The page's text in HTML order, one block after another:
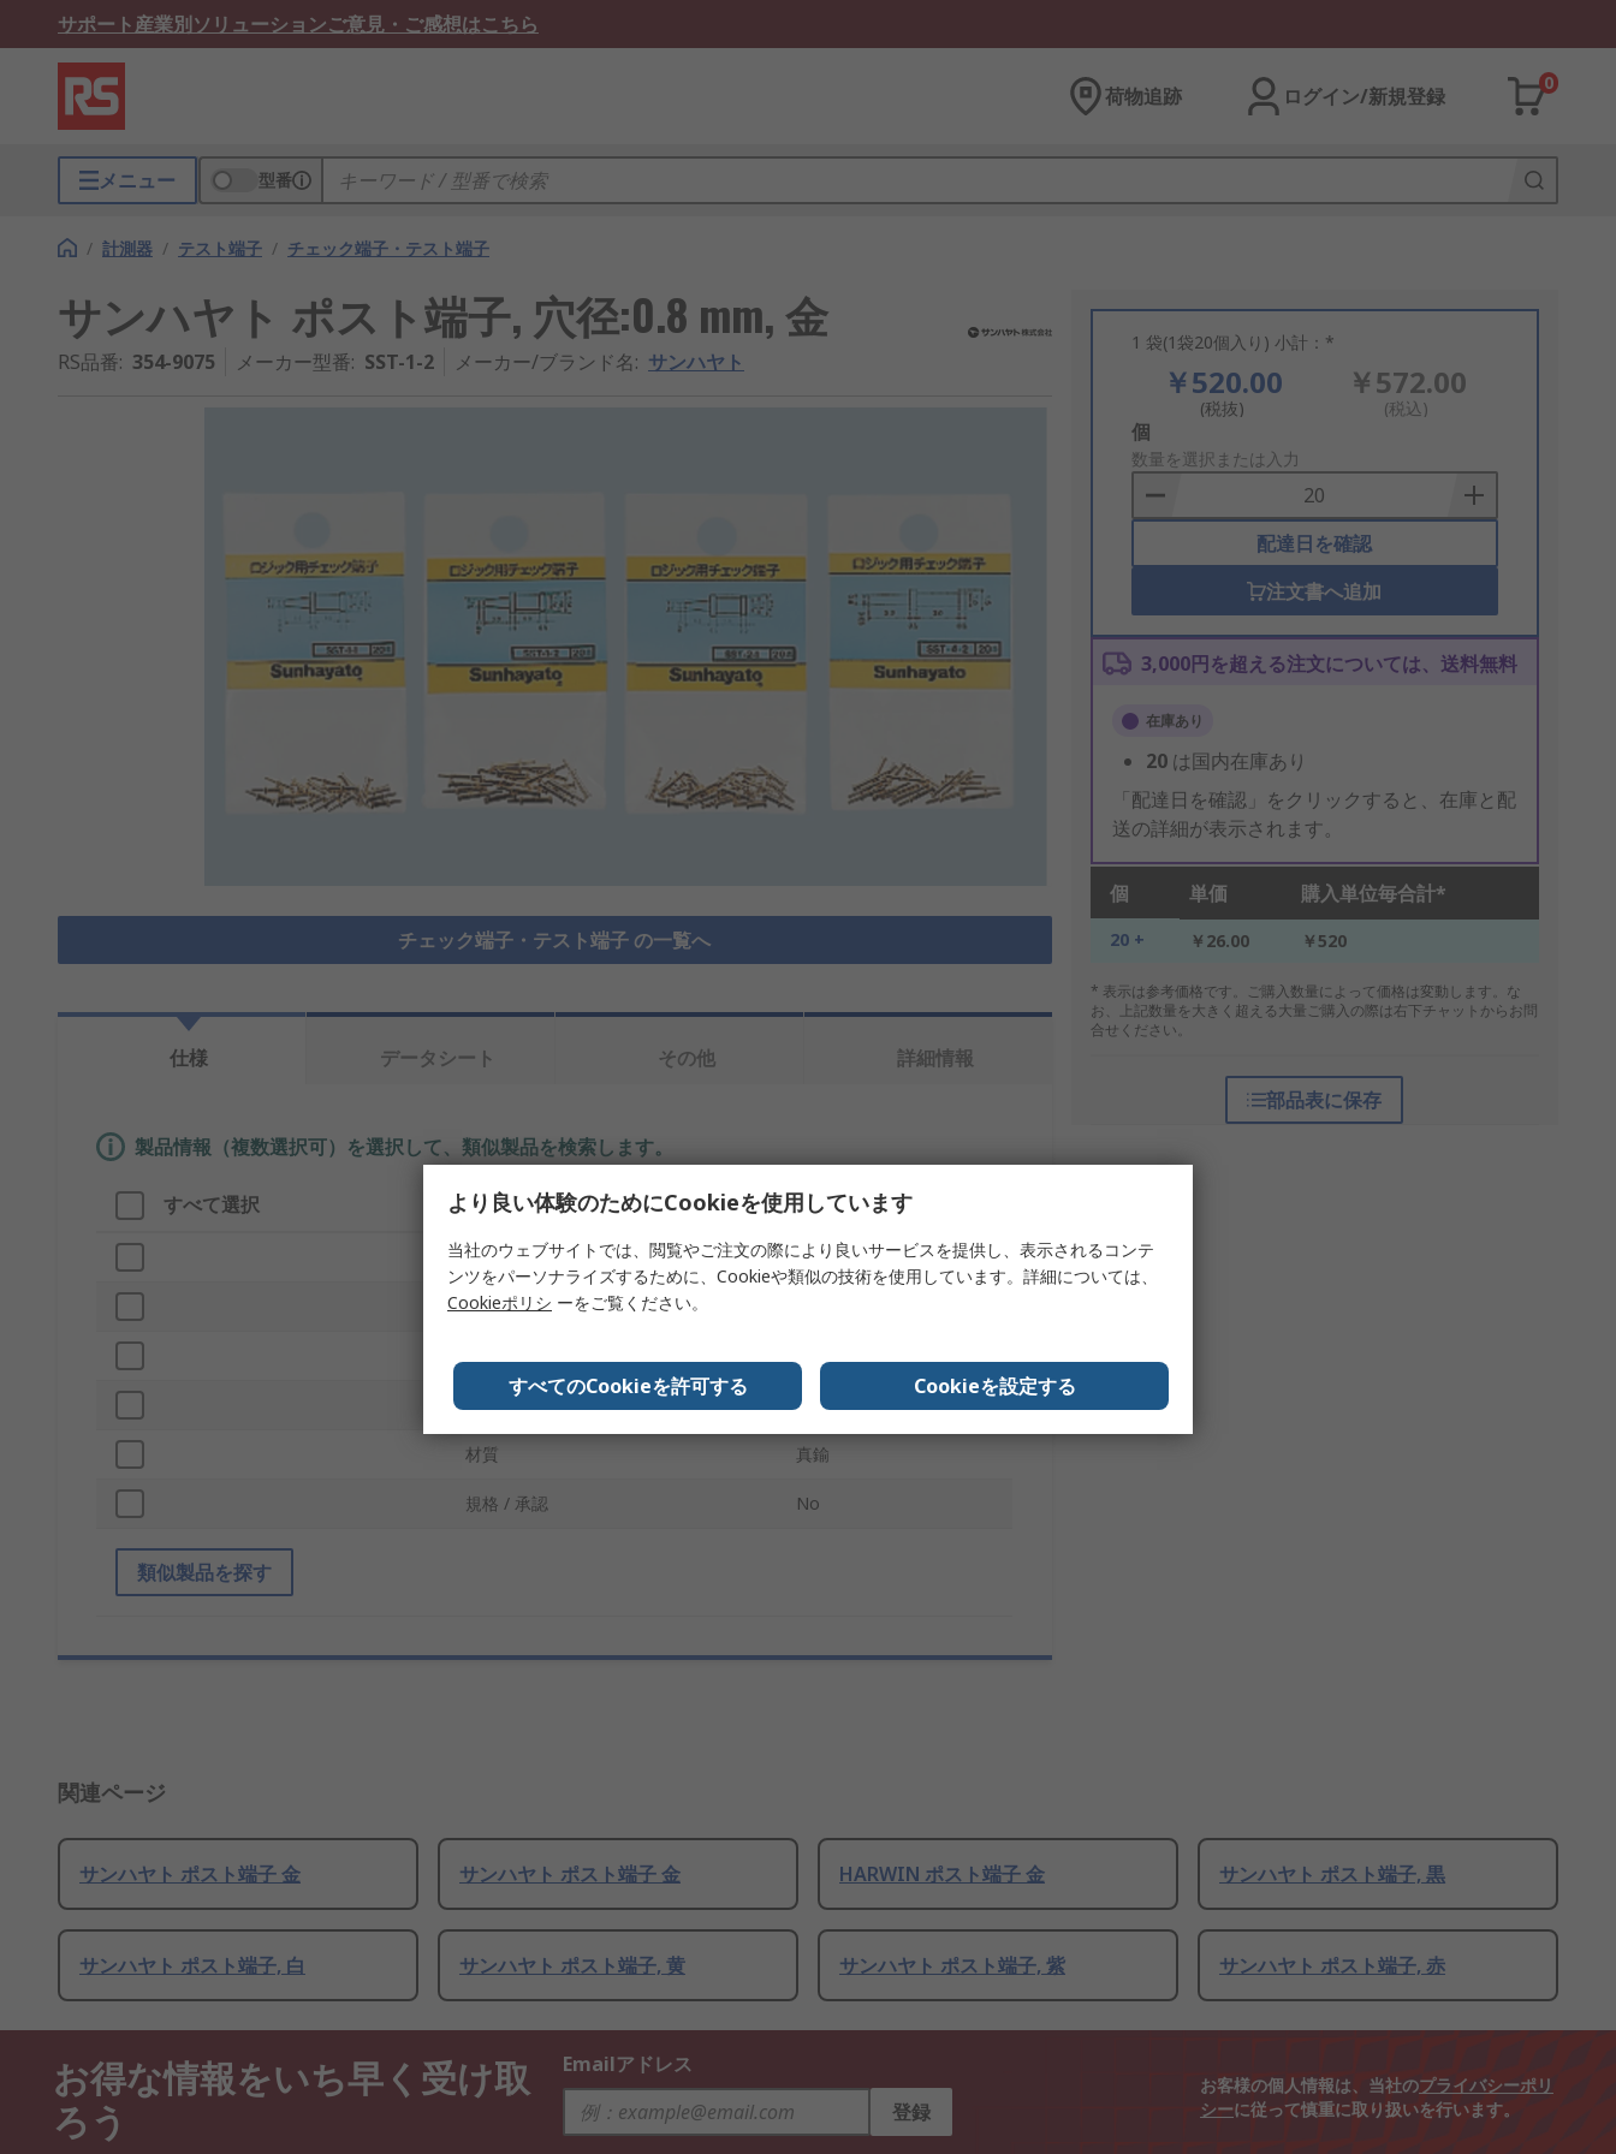
サポート産業別ソリューションご意見・ご感想はこちら
荷物追跡 ログイン/新規登録
0
メニュー 型番
/ 計測器 / テスト端子 / チェック端子・テスト端子
サンハヤト ポスト端子, 穴径:0.8 mm, 金
RS品番: 354-9075 メーカー型番: SST-1-2 メーカー/ブランド名: サンハヤト
チェック端子・テスト端子 の一覧へ
1 袋(1袋20個入り) 小計：*
￥520.00
(税抜)
￥572.00
(税込)
Add
to
Basket
個
数量を選択または入力
配達日を確認
注文書へ追加
3,000円を超える注文については、送料無料
在庫あり
20 は国内在庫あり
「配達日を確認」をクリックすると、在庫と配
送の詳細が表示されます。
個 単価 購入単位毎合計*
20 + ￥26.00 ￥520
* 表示は参考価格です。ご購入数量によって価格は変動します。な
お、上記数量を大きく超える大量ご購入の際は右下チャットからお問
合せください。
部品表に保存
仕様 データシート その他 詳細情報
製品情報（複数選択可）を選択して、類似製品を検索します。
すべて選択 製品情報 内容
ブランド サンハヤト
色
穴径 0.8mm
材質 真鍮
規格 / 承認 No
類似製品を探す
関連ページ
サンハヤト ポスト端子 金 サンハヤト ポスト端子 金 HARWIN ポスト端子 金 サンハヤト ポスト端子, 黒
サンハヤト ポスト端子, 白 サンハヤト ポスト端子, 黄 サンハヤト ポスト端子, 紫 サンハヤト ポスト端子, 赤
お得な情報をいち早く受け取
ろう
Emailアドレス
登録
お客様の個人情報は、当社のプライバシーポリ
シーに従って慎重に取り扱いを行います。
より良い体験のためにCookieを使用しています
当社のウェブサイトでは、閲覧やご注文の際により良いサービスを提供し、表示されるコンテ
ンツをパーソナライズするために、Cookieや類似の技術を使用しています。詳細については、
Cookieポリシ ーをご覧ください。
すべてのCookieを許可する Cookieを設定する